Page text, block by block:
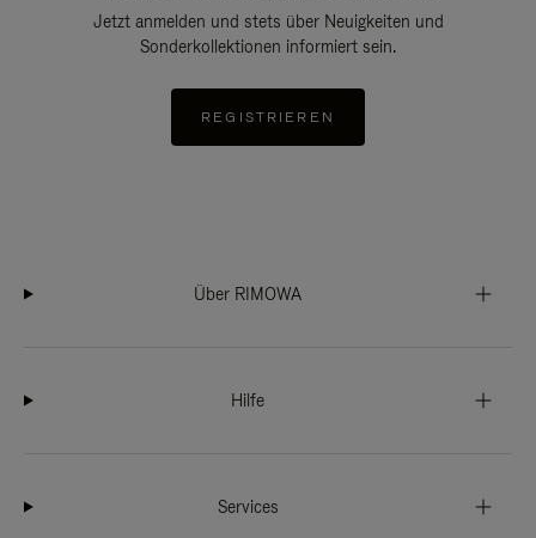
Jetzt anmelden und stets über Neuigkeiten und
Sonderkollektionen informiert sein.
REGISTRIEREN
Über RIMOWA
Hilfe
Services